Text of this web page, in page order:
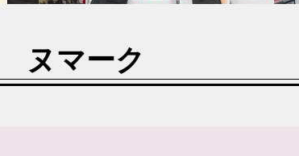
ヌマーク